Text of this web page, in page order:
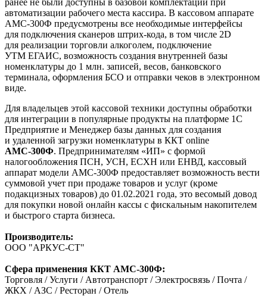
автоматизации рабочего места кассира. В кассовом аппарате
АМС-300Ф предусмотрены все необходимые интерфейсы
для подключения сканеров штрих-кода, в том числе 2D
для реализации торговли алкоголем, подключение
УТМ ЕГАИС, возможность создания внутренней базы
номенклатуры до 1 млн. записей, весов, банковского
терминала, оформления БСО и отправки чеков в электронном
виде.
Для владельцев этой кассовой техники доступны обработки
для интеграции в популярные продукты на платформе 1С
Предприятие и Менеджер базы данных для создания
и удаленной загрузки номенклатуры в ККТ online
АМС-300Ф. Предпринимателям «ИП» с формой
налогообложения ПСН, УСН, ЕСХН или ЕНВД, кассовый
аппарат модели АМС-300Ф предоставляет возможность вести
суммовой учет при продаже товаров и услуг (кроме
подакцизных товаров) до 01.02.2021 года, это весомый довод
для покупки новой онлайн кассы с фискальным накопителем
и быстрого старта бизнеса.
Производитель:
ООО "АРКУС-СТ"
Сфера применения ККТ АМС-300Ф:
Торговля / Услуги / Автотранспорт / Электросвязь / Почта /
ЖКХ / АЗС / Ресторан / Отель